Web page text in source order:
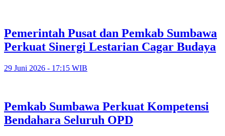
Pemerintah Pusat dan Pemkab Sumbawa
Perkuat Sinergi Lestarian Cagar Budaya
29 Juni 2026 - 17:15 WIB
Pemkab Sumbawa Perkuat Kompetensi
Bendahara Seluruh OPD